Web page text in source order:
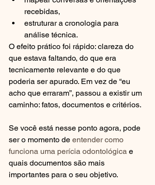
recebidas,
estruturar a cronologia para
análise técnica.
O efeito prático foi rápido: clareza do
que estava faltando, do que era
tecnicamente relevante e do que
poderia ser apurado. Em vez de “eu
acho que erraram”, passou a existir um
caminho: fatos, documentos e critérios.
Se você está nesse ponto agora, pode
ser o momento de entender como
funciona uma perícia odontológica e
quais documentos são mais
importantes para o seu objetivo.